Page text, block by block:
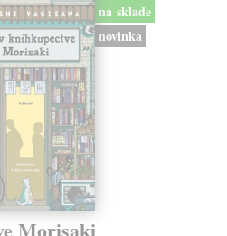
na sklade
novinka